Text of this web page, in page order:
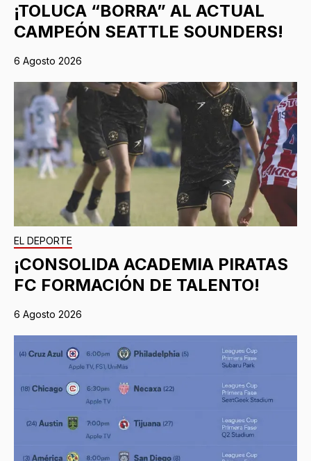
¡TOLUCA “BORRA” AL ACTUAL
CAMPEÓN SEATTLE SOUNDERS!
6 Agosto 2026
EL DEPORTE
¡CONSOLIDA ACADEMIA PIRATAS
FC FORMACIÓN DE TALENTO!
6 Agosto 2026